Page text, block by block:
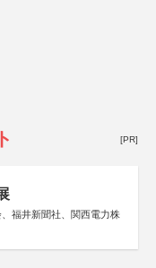
[PR]
福井新聞社、関西電力株